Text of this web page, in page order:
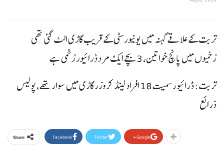
تربت کے علاقے گہنہ میں یونیورسٹی کے قریب گاڑی الٹ گئی تھی
زخمیوں میں پانچ خواتین، 3 بچے ایک مرد ڈرائیور زخمی ہے
تربت: ڈرائیور سمیت 18 افراد لینڈ کروزر گاڑی میں سوار تھے، پولیس
ذرائع
Share Facebook Twitter Google+